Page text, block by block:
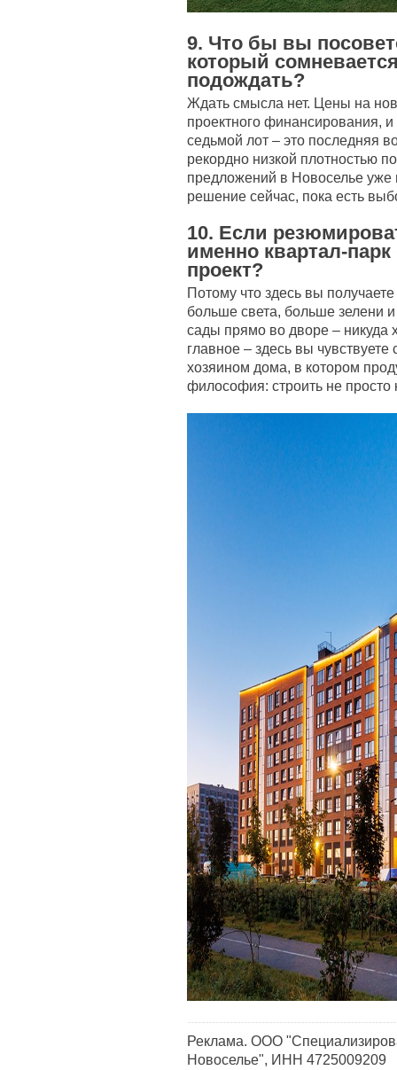
9. Что бы вы
который
подождать?
Ждать смысла нет. Цены на
проектного финансирования,
седьмой лот – это последняя
рекордно низкой плотностью
предложений в Новоселье уже
решение сейчас, пока есть
10. Если
именно квартал-
проект?
Потому что здесь вы
больше света, больше зелени
сады прямо во дворе – никуда
главное – здесь вы
хозяином дома, в котором
философия: строить не
Реклама. ООО
Новоселье", ИНН 4725009209